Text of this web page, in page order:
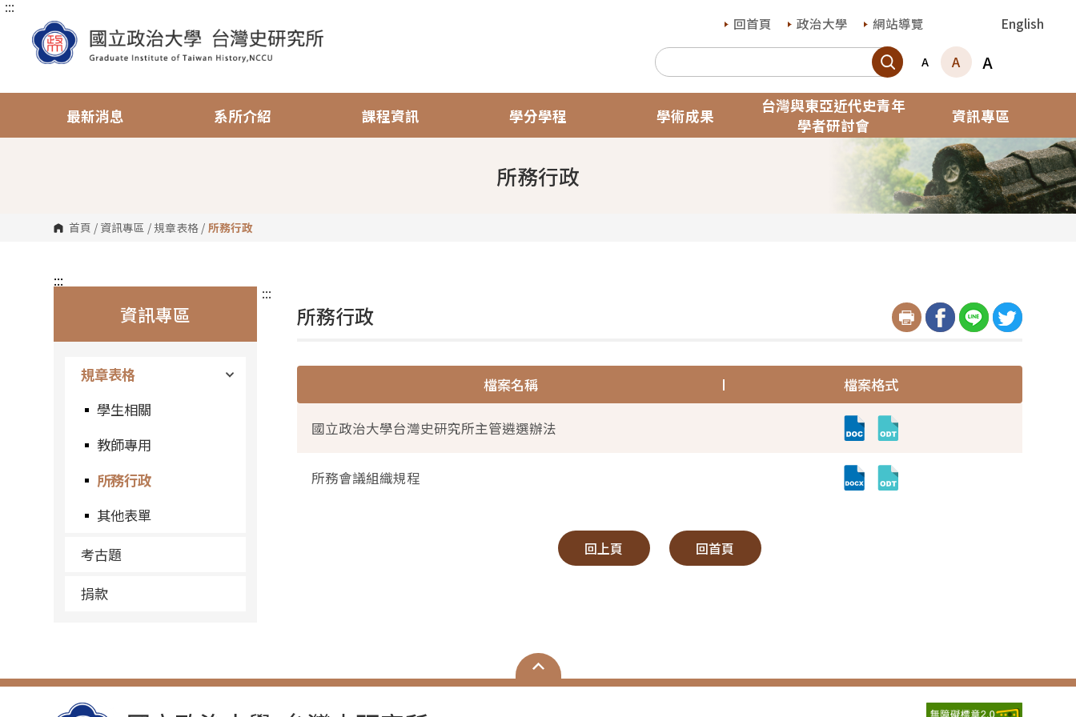
跳
塊
:::
回首頁 政治大學 網站導覽 English
搜尋A A A
最新消息 系所介紹 課程資訊 學分學程 學術成果
台灣與東亞近代史青年
學者研討會
資訊專區
所務行政
首頁 / 資訊專區 /規章表格 / 所務行政
:::
資訊專區
規章表格
學生相關
教師專用
所務行政
其他表單
考古題
捐款
:::
所務行政
檔案名稱 檔案格式
國立政治大學台灣史研究所主管遴選辦法
所務會議組織規程
回上頁 回首頁